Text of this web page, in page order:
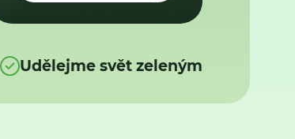
Udělejme svět zeleným